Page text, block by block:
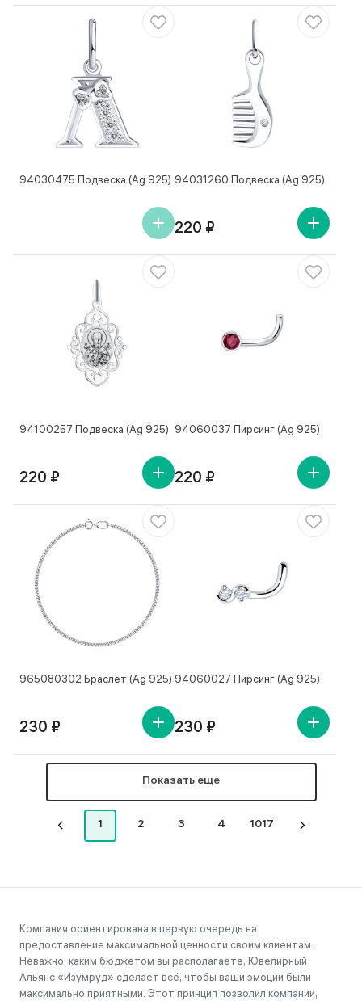
94030475 Подвеска (Ag 925) 94031260 Подвеска (Ag 925)
220 ₽
94100257 Подвеска (Ag 925)
220 ₽
94060037 Пирсинг (Ag 925)
220 ₽
965080302 Браслет (Ag 925)
230 ₽
94060027 Пирсинг (Ag 925)
230 ₽
Показать еще
1 2 3 4 1017
Компания ориентирована в первую очередь на
предоставление максимальной ценности своим клиентам.
Неважно, каким бюджетом вы располагаете, Ювелирный
Альянс «Изумруд» сделает всё, чтобы ваши эмоции были
максимально приятными. Этот принцип позволил компании,